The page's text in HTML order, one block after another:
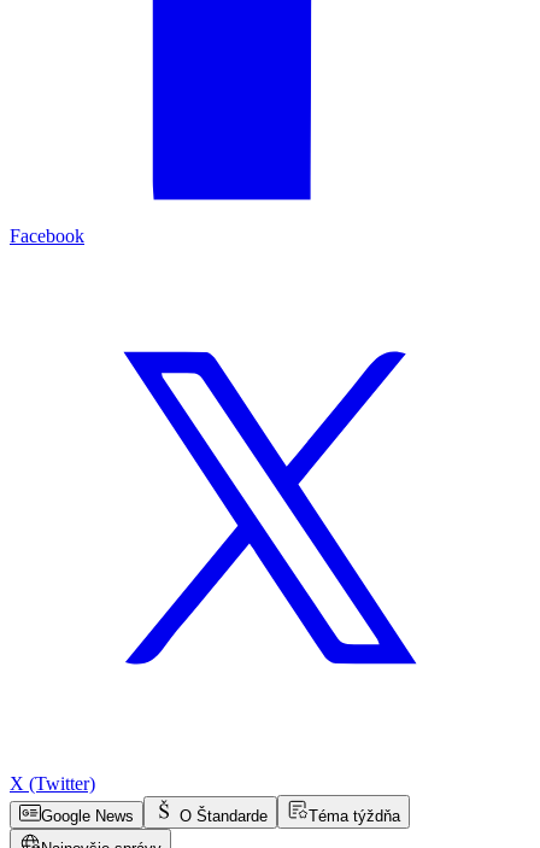
Facebook
X (Twitter)
Google News O Štandarde
Téma týždňa